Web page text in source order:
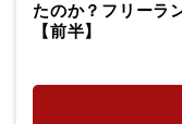
たのか？フリーラ
【前半】